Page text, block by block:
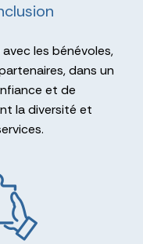
les bénévoles,
dans un
et de
la diversité et